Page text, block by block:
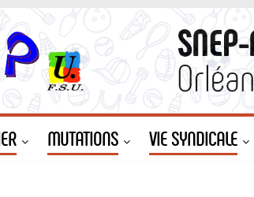
MUTATIONS VIE SYNDICALE